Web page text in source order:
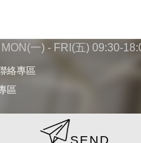
一) - FRI(五) 09:30-
絡專區
區
SEND